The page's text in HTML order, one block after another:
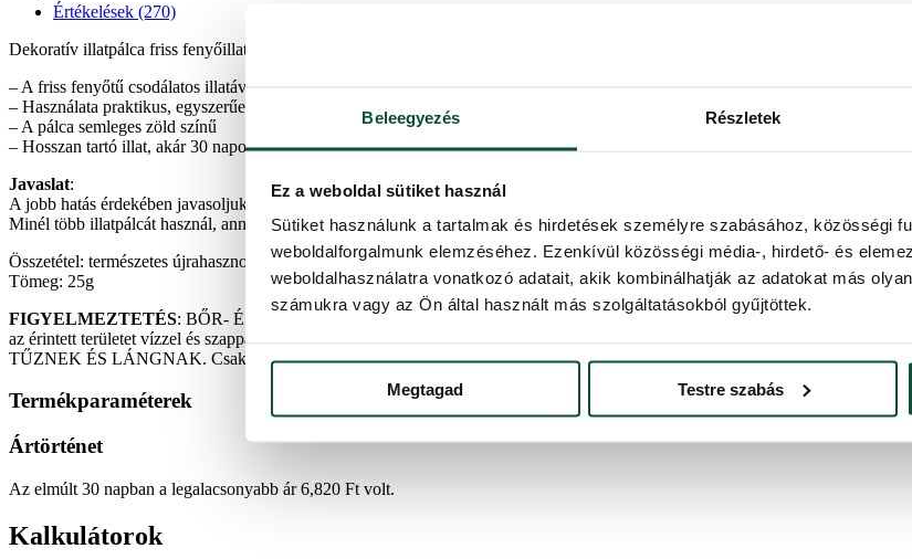
Beleegyezés Részletek
Ez a weboldal sütiket használ
Sütiket használunk a tartalmak és hirdetések személyre szabásához, közösségi
weboldalforgalmunk elemzéséhez. Ezenkívül közösségi média-, hirdető- és
weboldalhasználatra vonatkozó adatait, akik kombinálhatják az adatokat más
számukra vagy az Ön által használt más szolgáltatásokból gyűjtöttek.
Megtagad Testre szabás
Értékelések (270)
Dekoratív illatpálca friss fenyőillattal. Minden csomag 6 db illatpálcát tartalmaz.
– A friss fenyőtű csodálatos illatával tölti meg az otthonát
– Használata praktikus, egyszerűen akassza fel az illatpálcát a fára, koszorúra vagy más dekorációra a mellékelt kampók
– A pálca semleges zöld színű
– Hosszan tartó illat, akár 30 napot is kibír
Javaslat:
A jobb hatás érdekében javasoljuk, hogy először 4 illatpálcát helyezzen a fára, és csak 2 hét múlva tegyen fel továbbiakat.
Minél több illatpálcát használ, annál intenzívebb lesz az illat.
Összetétel: természetes újrahasznosítható papír
Tömeg: 25g
FIGYELMEZTETÉS: BŐR- ÉS SZEMIRRITÁLÓ HATÁSÚ. Kerülje a szemmel és a bőrrel való érintkezést. Ha
az érintett területet vízzel és szappannal. Ha az irritáció továbbra is fennáll, forduljon orvoshoz. GYERMEKEK ÉS
TŰZNEK ÉS LÁNGNAK. Csak az utasításoknak megfelelően használja.
Termékparaméterek
Ártörténet
Az elmúlt 30 napban a legalacsonyabb ár6,820 Ft volt.
Kalkulátorok